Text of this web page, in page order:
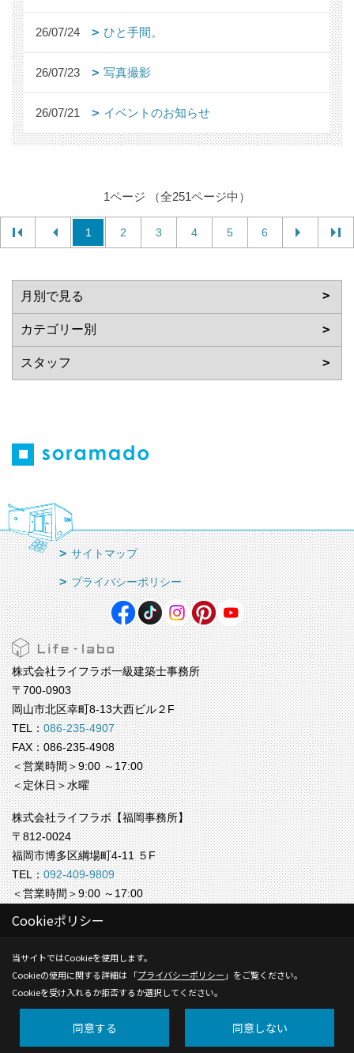
26/07/24 ひと手間。
26/07/23 写真撮影
26/07/21 イベントのお知らせ
1ページ （全251ページ中）
1 2 3 4 5 6
サイトマップ
プライバシーポリシー
株式会社ライフラボ一級建築士事務所
〒700-0903
岡山市北区幸町8-13大西ビル２F
TEL：086-235-4907
FAX：086-235-4908
＜営業時間＞9:00 ～17:00
＜定休日＞水曜
株式会社ライフラボ【福岡事務所】
〒812-0024
福岡市博多区綱場町4-11 ５F
TEL：092-409-9809
＜営業時間＞9:00 ～17:00
＜定休日＞水曜
Copyright (c) Life-labo. All Rights Reserved.
Produced byゴデスクリエイト
Cookieポリシー
当サイトではCookieを使用します。
Cookieの使用に関する詳細は 「プライバシーポリシー 」をご覧ください。
Cookieを受け入れるか拒否するか選択してください。
同意する 同意しない